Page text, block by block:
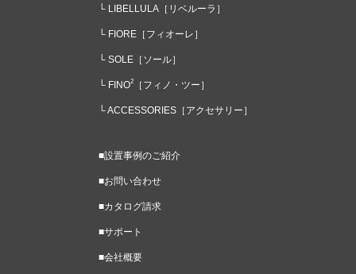
└ LIBELLULA ［リベルーラ］
└ FIORE ［フィオーレ］
└ SOLE ［ソール］
└ FINO2 ［フィノ・ツー］
└ ACCESSORIES ［アクセサリー］
■設置事例のご紹介
■お問い合わせ
■カタログ請求
■サポート
■会社概要